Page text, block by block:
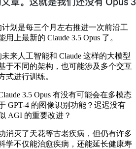
划是每三个月左右推进一次前沿工
上最新的 Claude 3.5 Opus 了。
人工智能和 Claude 这样的大模型
于不同的架构，也可能涉及多个交互
式进行训练。
3.5 Opus 有没有可能会在多模态
GPT-4 的图像识别功能？迟迟没有
AGI 的重要改进？
灭了天花等古老疾病，但仍有许多
学不仅能治愈疾病，还能延长健康寿